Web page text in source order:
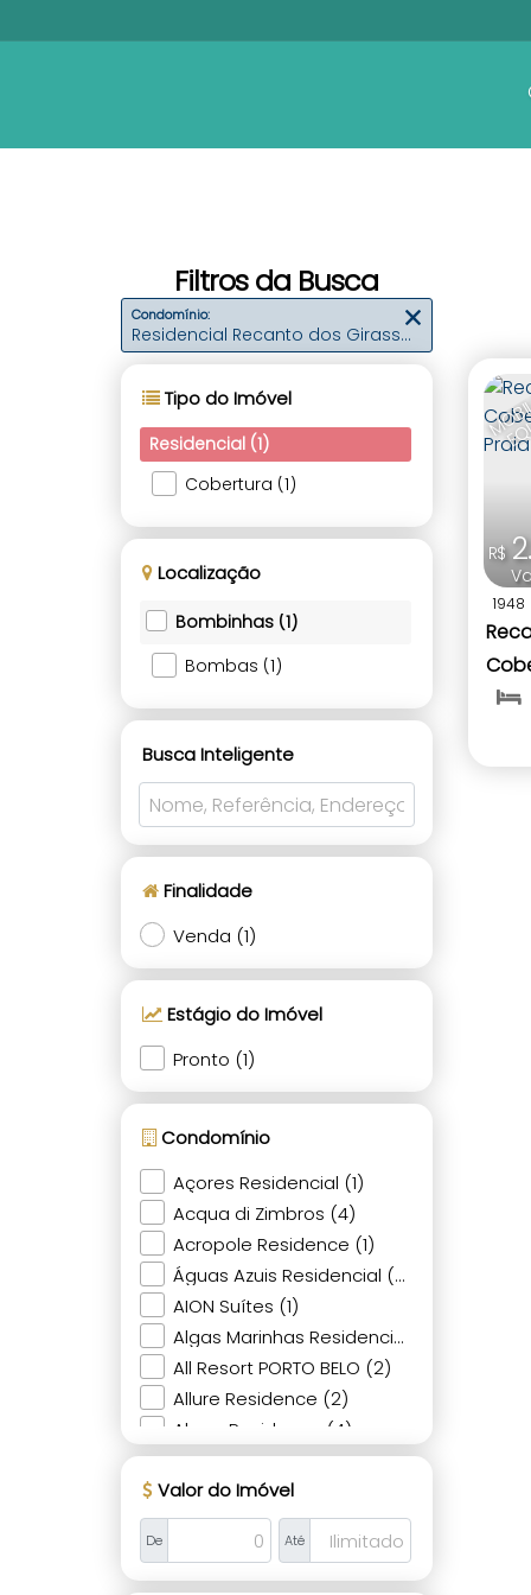
Filtros da Busca
Condomínio:
Residencial Recanto dos Girassóis
Tipo do Imóvel
Residencial (1)
Cobertura (1)
Localização
Bombinhas (1)
Bombas (1)
Busca Inteligente
Finalidade
Venda (1)
Estágio do Imóvel
Pronto (1)
Condomínio
Açores Residencial (1)
Acqua di Zimbros (4)
Acropole Residence (1)
Águas Azuis Residencial (1)
AION Suítes (1)
Algas Marinhas Residencial (2)
All Resort PORTO BELO (2)
Allure Residence (2)
Almar Residence (4)
Alttô Essence Residence (3)
Alva (2)
Araguaia (1)
Areias de Canto Grande (1)
Areias de Mariscal (1)
Valor do Imóvel
De Até
1948
R$